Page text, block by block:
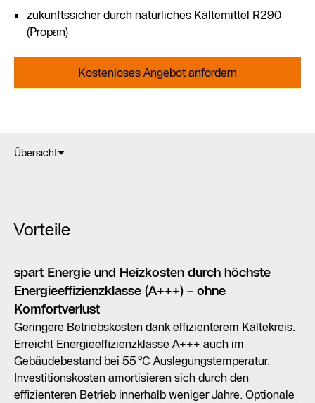
zukunftssicher durch natürliches Kältemittel R290
(Propan)
Kostenloses Angebot anfordern
Übersicht
Vorteile
spart Energie und Heizkosten durch höchste
Energieeffizienzklasse (A+++) – ohne
Komfortverlust
Geringere Betriebskosten dank effizienterem Kältekreis.
Erreicht Energieeffizienzklasse A+++ auch im
Gebäudebestand bei 55 °C Auslegungstemperatur.
Investitionskosten amortisieren sich durch den
effizienteren Betrieb innerhalb weniger Jahre. Optionale